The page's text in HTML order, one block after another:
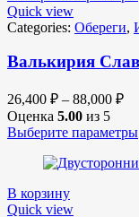
Quick view
Categories: Обереги,
Валькирия
26,400 ₽ – 88,000 ₽
Оценка 5.00 из 5
Выберите параметры
В корзину
Quick view